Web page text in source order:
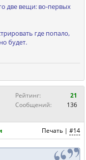
две вещи: во-первых
где попало,
будет.
Рейтинг:
21
Сообщений:
136
Печать | #14